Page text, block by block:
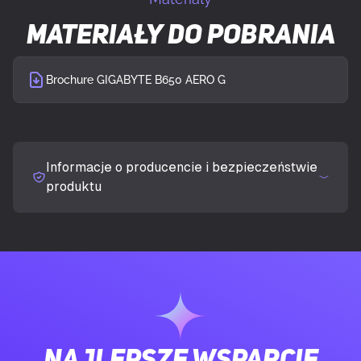
8000 Series, AMD Ryzen 9000 Series
Obsługiwane rodzaje pamięci DDR5-SDRAM
Typ slotów pamięci DIMM
Obsługa kanałów pamięci
Kompatybilność ECC Non-ECC
Materiały do pobrania
Brochure GIGABYTE B650 AERO G
Informacje o producencie i bezpieczeństwie
produktu